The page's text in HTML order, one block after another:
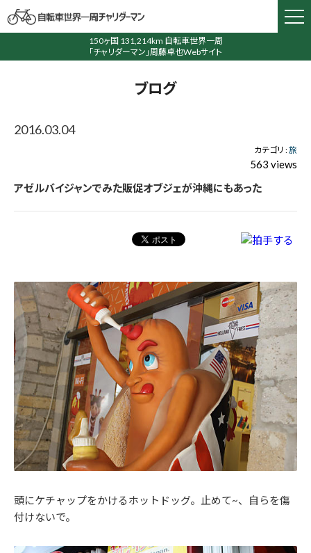
150ヶ国 131,214km 自転車世界一周
「チャリダーマン」周藤卓也Webサイト
ブログ
2016.03.04
カテゴリ :旅
563 views
アゼルバイジャンでみた販促オブジェが沖縄にもあった
頭にケチャップをかけるホットドッグ。止めて~、自らを傷
付けないで。